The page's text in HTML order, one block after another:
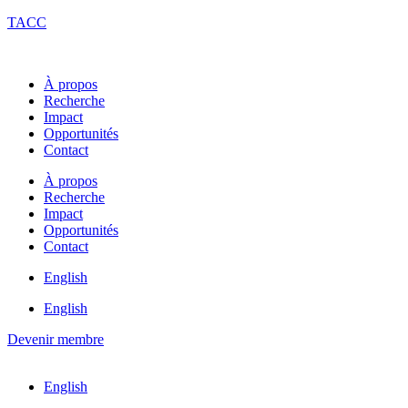
TACC
À propos
Recherche
Impact
Opportunités
Contact
À propos
Recherche
Impact
Opportunités
Contact
English
English
Devenir membre
English